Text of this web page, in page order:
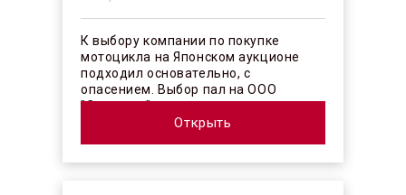
К выбору компании по покупке
мотоцикла на Японском аукционе
подходил основательно, с
опасением. Выбор пал на ООО
"Синергос" после изучения отзывов в
Открыть